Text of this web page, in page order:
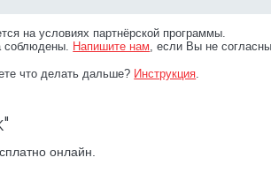
на условиях партнёрской программы.
соблюдены. Напишите нам, если Вы не
что делать дальше? Инструкция.
онлайн.